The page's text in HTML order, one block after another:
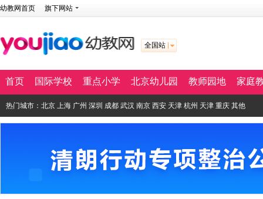
幼教网首页 旗下网站
全国站
首页 国际学校 重点小学 北京幼儿园 教师园地 家庭
热门城市： 北京 上海 广州 深圳 成都 武汉 南京 西安 天津 杭州 天津 重庆 其他